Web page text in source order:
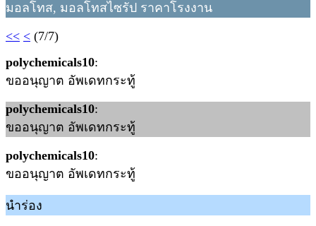
มอลโทส, มอลโทสไซรัป ราคาโรงงาน
<< < (7/7)
polychemicals10:
ขออนุญาต อัพเดทกระทู้
polychemicals10:
ขออนุญาต อัพเดทกระทู้
polychemicals10:
ขออนุญาต อัพเดทกระทู้
นำร่อง